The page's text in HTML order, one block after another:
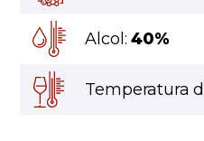
Alcol:40%
Temperatura